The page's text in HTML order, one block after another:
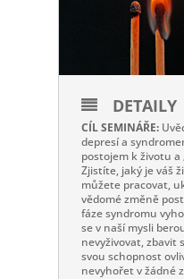
DETAILY
CÍL SEMINÁŘE:
depresí a
postojem k životu a
Zjistíte, jaký je váš
můžete pracovat,
vědomé změně
fáze syndromu
se v naší mysli
nevyživovat, zbavit
svou schopnost
nevyhořet v žádné